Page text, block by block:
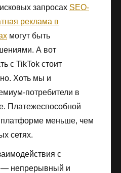
запросах SEO-
реклама в
могут быть
А вот
с TikTok стоит
Хоть мы и
потребители в
Платежеспособной
платформе меньше, чем
сетях.
с
— непрерывный и